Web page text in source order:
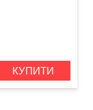
КУПИТИ